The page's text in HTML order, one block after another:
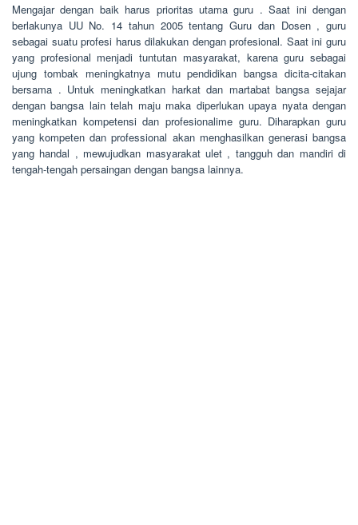
Mengajar dengan baik harus prioritas utama guru . Saat ini dengan
berlakunya UU No. 14 tahun 2005 tentang Guru dan Dosen , guru
sebagai suatu profesi harus dilakukan dengan profesional. Saat ini guru
yang profesional menjadi tuntutan masyarakat, karena guru sebagai
ujung tombak meningkatnya mutu pendidikan bangsa dicita-citakan
bersama . Untuk meningkatkan harkat dan martabat bangsa sejajar
dengan bangsa lain telah maju maka diperlukan upaya nyata dengan
meningkatkan kompetensi dan profesionalime guru. Diharapkan guru
yang kompeten dan professional akan menghasilkan generasi bangsa
yang handal , mewujudkan masyarakat ulet , tangguh dan mandiri di
tengah-tengah persaingan dengan bangsa lainnya.